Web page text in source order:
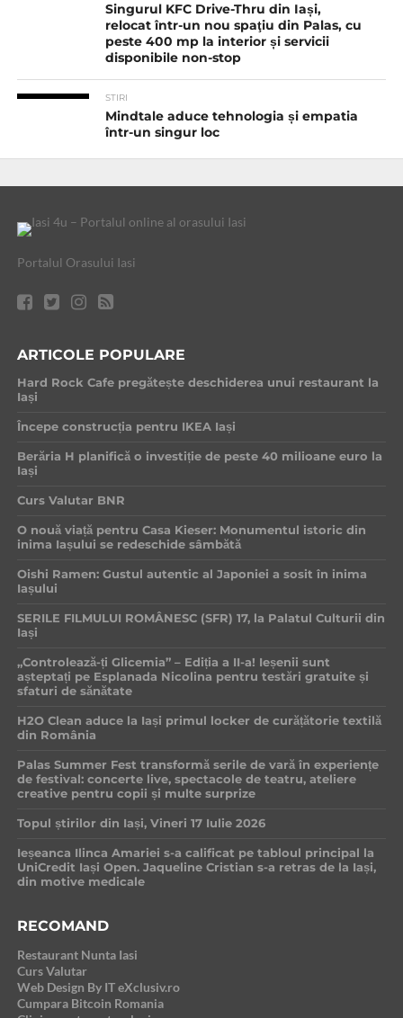
Singurul KFC Drive-Thru din Iași,
relocat într-un nou spaţiu din Palas, cu
peste 400 mp la interior și servicii
disponibile non-stop
STIRI
Mindtale aduce tehnologia și empatia
într-un singur loc
Portalul Orasului Iasi
ARTICOLE POPULARE
Hard Rock Cafe pregătește deschiderea unui restaurant la
Iași
Începe construcția pentru IKEA Iași
Berăria H planifică o investiție de peste 40 milioane euro la
Iași
Curs Valutar BNR
O nouă viață pentru Casa Kieser: Monumentul istoric din
inima Iașului se redeschide sâmbătă
Oishi Ramen: Gustul autentic al Japoniei a sosit în inima
Iașului
SERILE FILMULUI ROMÂNESC (SFR) 17, la Palatul Culturii din
Iași
„Controlează-ți Glicemia” – Ediția a II-a! Ieșenii sunt
așteptați pe Esplanada Nicolina pentru testări gratuite și
sfaturi de sănătate
H2O Clean aduce la Iași primul locker de curățătorie textilă
din România
Palas Summer Fest transformă serile de vară în experiențe
de festival: concerte live, spectacole de teatru, ateliere
creative pentru copii și multe surprize
Topul știrilor din Iași, Vineri 17 Iulie 2026
Ieșeanca Ilinca Amariei s-a calificat pe tabloul principal la
UniCredit Iași Open. Jaqueline Cristian s-a retras de la Iași,
din motive medicale
RECOMAND
Restaurant Nunta Iasi
Curs Valutar
Web Design By IT eXclusiv.ro
Cumpara Bitcoin Romania